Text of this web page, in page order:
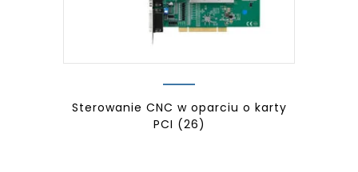
Sterowanie CNC w oparciu o karty
PCI (26)